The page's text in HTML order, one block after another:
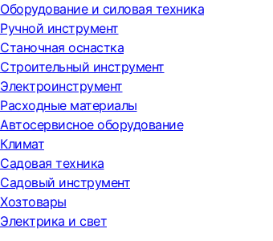
Оборудование и силовая техника
Ручной инструмент
Станочная оснастка
Строительный инструмент
Электроинструмент
Расходные материалы
Автосервисное оборудование
Климат
Садовая техника
Садовый инструмент
Хозтовары
Электрика и свет